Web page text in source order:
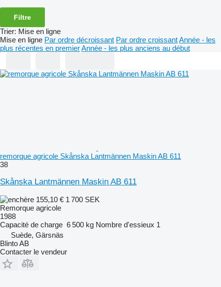
Filtre
Trier: Mise en ligne
Mise en ligne Par ordre décroissant Par ordre croissantAnnée - les
plus récentes en premierAnnée - les plus anciens au début
remorque agricole Skånska Lantmännen Maskin AB 611
38
Skånska Lantmännen Maskin AB 611
155,10 € 1 700 SEK
Remorque agricole
1988
Capacité de charge 6 500 kg Nombre d'essieux 1
Suède, Gärsnäs
Blinto AB
Contacter le vendeur